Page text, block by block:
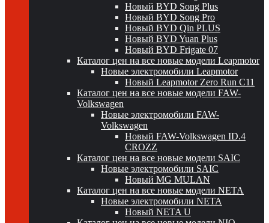
Новый BYD Song Plus
Новый BYD Song Pro
Новый BYD Qin PLUS
Новый BYD Yuan Plus
Новый BYD Frigate 07
Каталог цен на все новые модели Leapmotor
Новые электромобили Leapmotor
Новый Leapmotor Zero Run C11
Каталог цен на все новые модели FAW-
Volkswagen
Новые электромобили FAW-
Volkswagen
Новый FAW-Volkswagen ID.4
CROZZ
Каталог цен на все новые модели SAIC
Новые электромобили SAIC
Новый MG MULAN
Каталог цен на все новые модели NETA
Новые электромобили NETA
Новый NETA U